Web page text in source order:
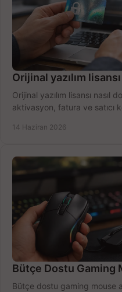
Orijinal yazılım
Orijinal yazılım lisansı nasıl
aktivasyon, fatura ve satıcı
14 Haziran 2026
Bütçe Dostu Gaming
Bütçe dostu gaming mouse